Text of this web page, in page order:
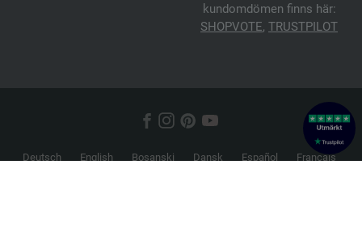
kundomdömen finns här:
SHOPVOTE, TRUSTPILOT
Deutsch English Bosanski Dansk Español
Français